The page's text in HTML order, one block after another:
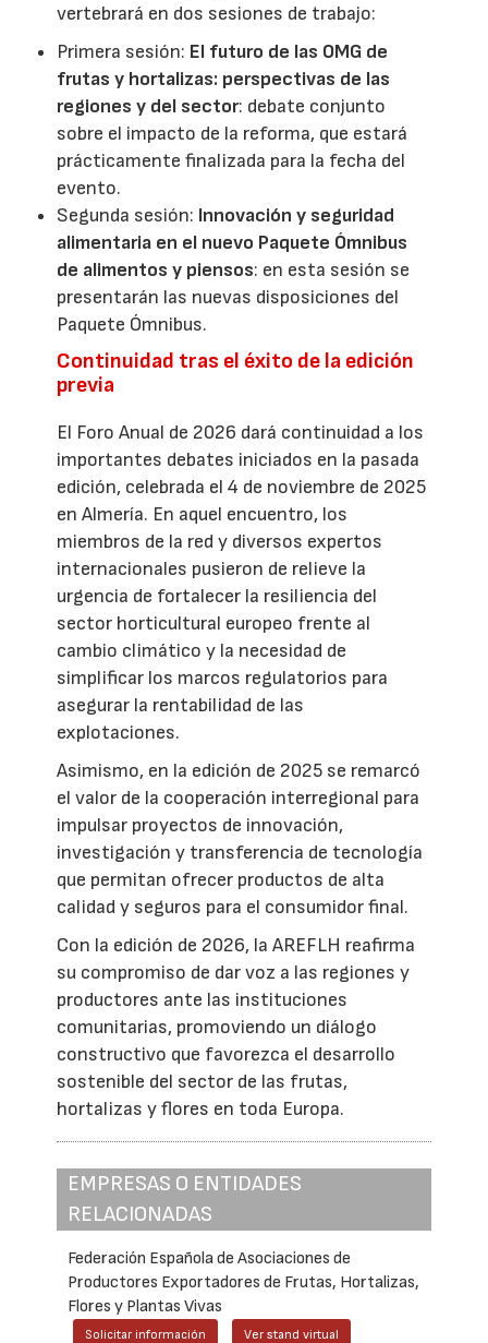
vertebrará en dos sesiones de trabajo:
Primera sesión: El futuro de las OMG de
frutas y hortalizas: perspectivas de las
regiones y del sector: debate conjunto
sobre el impacto de la reforma, que estará
prácticamente finalizada para la fecha del
evento.
Segunda sesión: Innovación y seguridad
alimentaria en el nuevo Paquete Ómnibus
de alimentos y piensos: en esta sesión se
presentarán las nuevas disposiciones del
Paquete Ómnibus.
Continuidad tras el éxito de la edición
previa
El Foro Anual de 2026 dará continuidad a los
importantes debates iniciados en la pasada
edición, celebrada el 4 de noviembre de 2025
en Almería. En aquel encuentro, los
miembros de la red y diversos expertos
internacionales pusieron de relieve la
urgencia de fortalecer la resiliencia del
sector horticultural europeo frente al
cambio climático y la necesidad de
simplificar los marcos regulatorios para
asegurar la rentabilidad de las
explotaciones.
Asimismo, en la edición de 2025 se remarcó
el valor de la cooperación interregional para
impulsar proyectos de innovación,
investigación y transferencia de tecnología
que permitan ofrecer productos de alta
calidad y seguros para el consumidor final.
Con la edición de 2026, la AREFLH reafirma
su compromiso de dar voz a las regiones y
productores ante las instituciones
comunitarias, promoviendo un diálogo
constructivo que favorezca el desarrollo
sostenible del sector de las frutas,
hortalizas y flores en toda Europa.
EMPRESAS O ENTIDADES
RELACIONADAS
Federación Española de Asociaciones de
Productores Exportadores de Frutas, Hortalizas,
Flores y Plantas Vivas
Solicitar información Ver stand virtual